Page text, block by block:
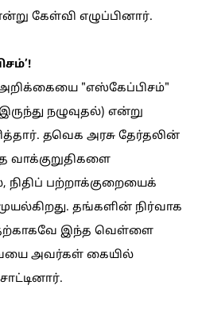
கேள்வி எழுப்பினார்.
"எஸ்கேப்பிசம்"
நழுவுதல்) என்று
தவெக அரசு தேர்தலின்
வாக்குறுதிகளை
நிதிப் பற்றாக்குறையைக்
தங்களின் நிர்வாக
இந்த வெள்ளை
அவர்கள் கையில்